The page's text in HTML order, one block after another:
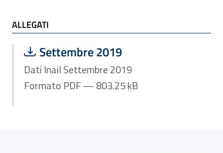
ALLEGATI
ALLEGATI
Scarica file:
Settembre 2019
Formato PDF — Dimensione 803.25 kB
Dati Inail Settembre 2019
Formato PDF — 803.25 kB